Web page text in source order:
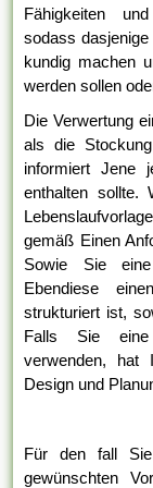
Fähigkeiten
sodass
kundig machen
werden sollen
Die Verwertung
als die
informiert Jene
enthalten sollte.
gemäß Einen
Sowie Sie eine
Ebendiese
strukturiert ist,
Falls Sie eine
verwenden, hat
Design und
Für den fall
gewünschten